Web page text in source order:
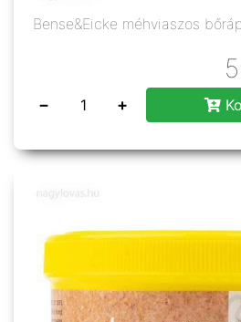
Bense&Eicke méhviaszos
− +